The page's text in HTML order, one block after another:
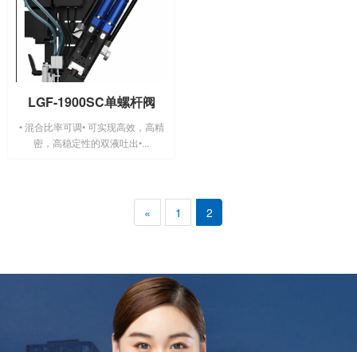
LGF-1900SC单螺杆阀
• 混合比率可调• 可实现高效，高精
密，高稳定性的双液吐出•...
« 1 2